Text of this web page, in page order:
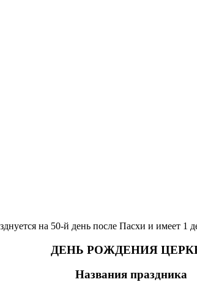
на 50-й день после Пасхи и имеет 1
ДЕНЬ РОЖДЕНИЯ
Названия праздника